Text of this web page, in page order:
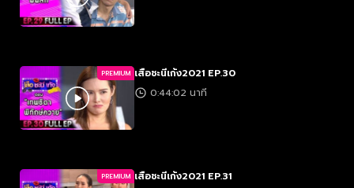
PREMIUM เสือชะนีเก้ง2021 EP.30
0:44:02 นาที
PREMIUM เสือชะนีเก้ง2021 EP.31